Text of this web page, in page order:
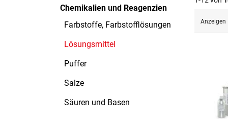
Chemikalien und Reagenzien
Farbstoffe, Farbstofflösungen
Lösungsmittel
Puffer
Salze
Säuren und Basen
Anzeigen